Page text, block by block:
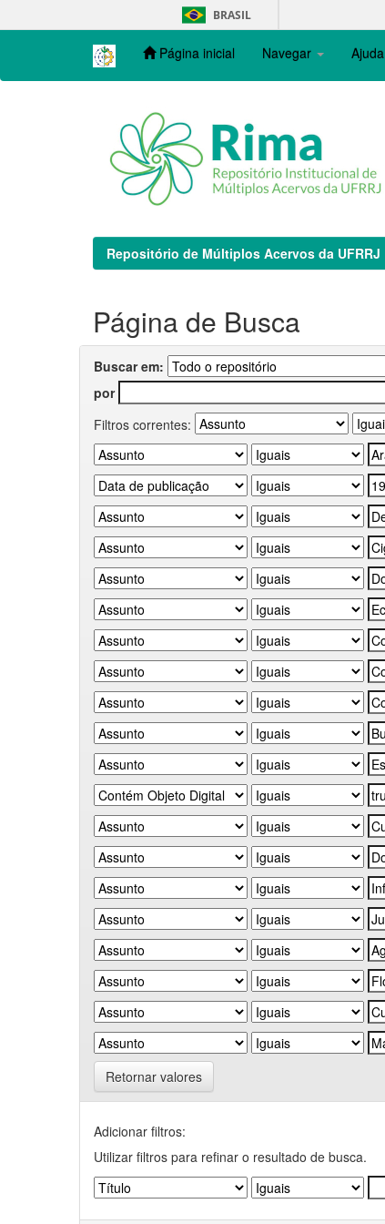
navigation
BRASIL
Página inicial Navegar Ajuda
Repositório de Múltiplos Acervos da UFRRJ
Página de Busca
Buscar em:
por
Filtros correntes:
Retornar valores
Adicionar filtros:
Utilizar filtros para refinar o resultado de busca.